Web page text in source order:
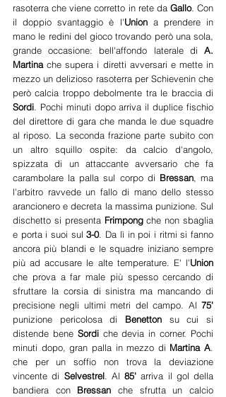
rasoterra che viene corretto in rete da Gallo. Con
il doppio svantaggio è l'Union a prendere in
mano le redini del gioco trovando però una sola,
grande occasione: bell'affondo laterale di A.
Martina che supera i diretti avversari e mette in
mezzo un delizioso rasoterra per Schievenin che
Sordi. Pochi minuti dopo arriva il duplice fischio
del direttore di gara che manda le due squadre
al riposo. La seconda frazione parte subito con
un altro squillo ospite: da calcio d'angolo,
spizzata di un attaccante avversario che fa
carambolare la palla sul corpo di Bressan, ma
l'arbitro ravvede un fallo di mano dello stesso
arancionero e decreta la massima punizione. Sul
dischetto si presenta Frimpong che non sbaglia
e porta i suoi sul 3-0. Da lì in poi i ritmi si fanno
ancora più blandi e le squadre iniziano sempre
più ad accusare le alte temperature. E' l'Union
che prova a far male più spesso cercando di
sfruttare la corsia di sinistra ma mancando di
precisione negli ultimi metri del campo. Al
punizione pericolosa di Benetton su cui si
distende bene Sordi che devia in corner. Pochi
minuti dopo, gran palla in mezzo di Martina A.
che per un soffio non trova la deviazione
vincente di Selvestrel. Al 85' arriva il gol della
bandiera con Bressan che sfrutta un calcio